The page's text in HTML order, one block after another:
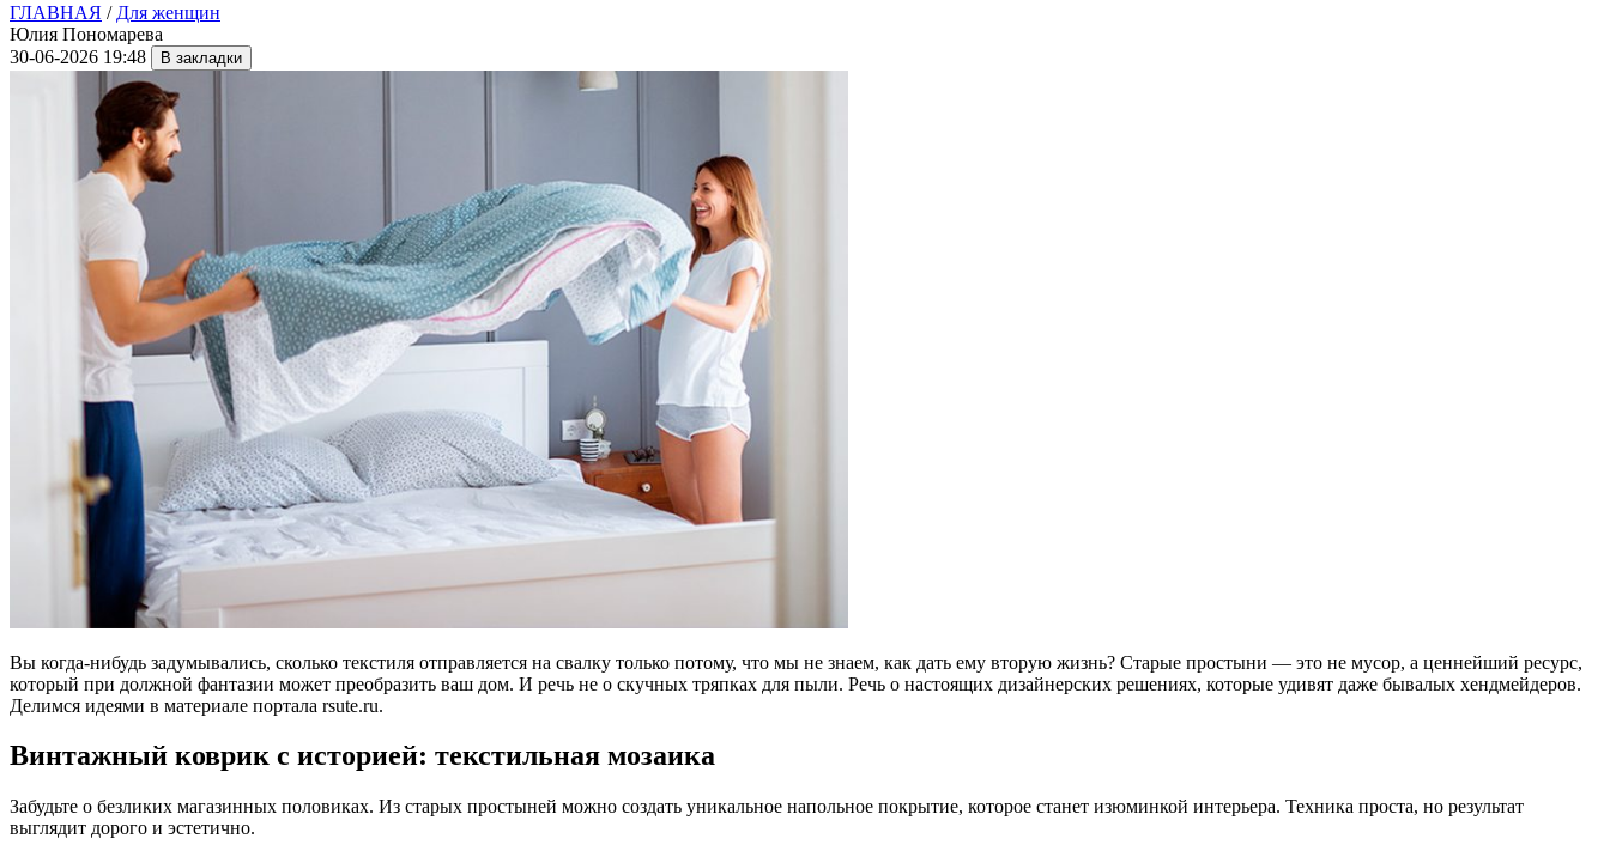
ГЛАВНАЯ / Для женщин
Юлия Пономарева
30-06-2026 19:48
Вы когда-нибудь задумывались, сколько текстиля отправляется на свалку только потому, что мы не знаем, как дать ему вторую жизнь? Старые простыни — это не мусор, а ценнейший ресурс,
который при должной фантазии может преобразить ваш дом. И речь не о скучных тряпках для пыли. Речь о настоящих дизайнерских решениях, которые удивят даже бывалых хендмейдеров.
Делимся идеями в материале портала rsute.ru.
Винтажный коврик с историей: текстильная мозаика
Забудьте о безликих магазинных половиках. Из старых простыней можно создать уникальное напольное покрытие, которое станет изюминкой интерьера. Техника проста, но результат
выглядит дорого и эстетично.